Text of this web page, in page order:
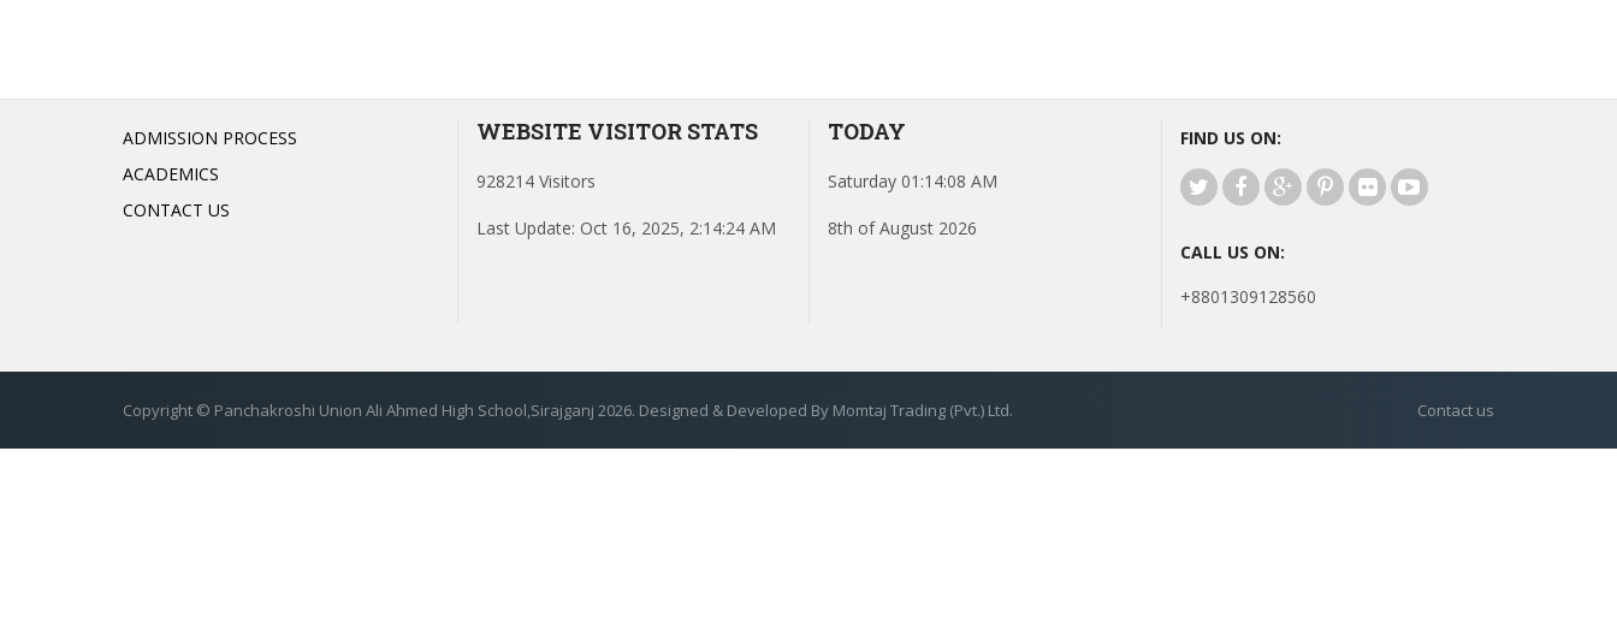
ADMISSION PROCESS
ACADEMICS
CONTACT US
WEBSITE VISITOR STATS
928214 Visitors
Last Update: Oct 16, 2025, 2:14:24 AM
TODAY
Saturday 01:14:08 AM
8th of August 2026
FIND US ON:
CALL US ON:
+8801309128560
Copyright © Panchakroshi Union Ali Ahmed High School,Sirajganj 2026. Designed & Developed By Momtaj Trading (Pvt.) Ltd. Contact us